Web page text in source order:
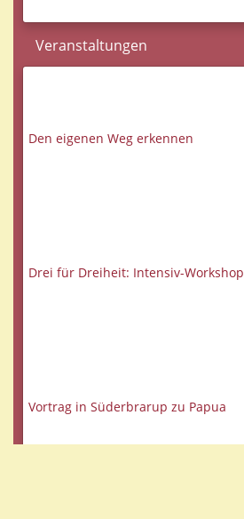
Veranstaltungen
Den eigenen Weg erkennen
Drei für Dreiheit: Intensiv-Workshop
Vortrag in Süderbrarup zu Papua